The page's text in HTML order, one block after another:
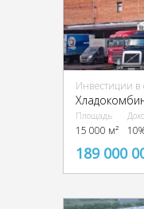
Инвестиции в
Площадь
15 000 м²
189 000